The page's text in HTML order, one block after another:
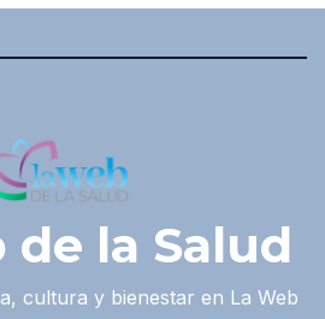
de la Salud
cultura y bienestar en La Web